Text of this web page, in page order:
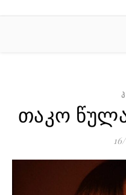
თაკო